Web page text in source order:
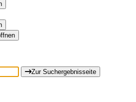
Zur Suchergebnisseite